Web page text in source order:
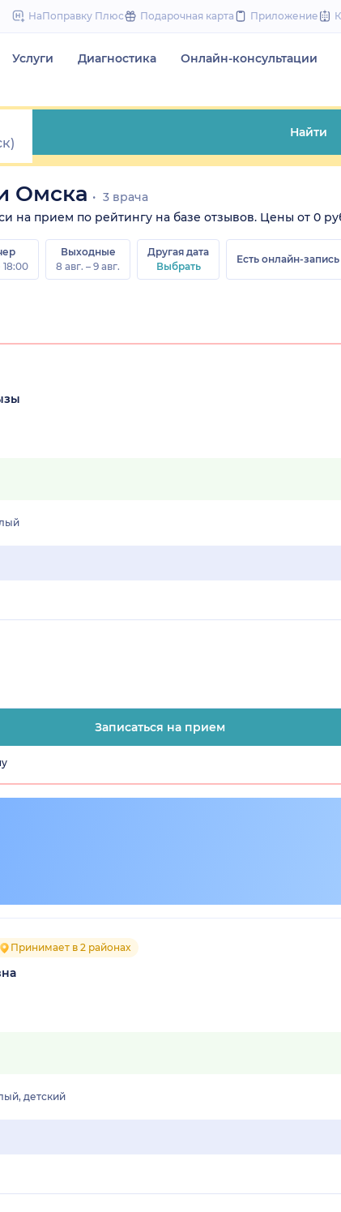
to
НаПоправку Плюс Подарочная карта Приложение
Услуги Диагностика Онлайн-консультации
Найти
Омска
3 врача
на прием по рейтингу на базе отзывов. Цены от 0
Выходные
8 авг. – 9 авг.
Другая дата
Выбрать
Есть онлайн-запись
Записаться на прием
Принимает в 2 районах
детский